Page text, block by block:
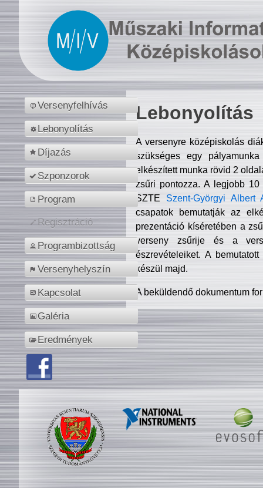
Versenyfelhívás
Lebonyolítás
Díjazás
Szponzorok
Program
Regisztráció
Programbizottság
Versenyhelyszín
Kapcsolat
Galéria
Eredmények
Lebonyolítás
A versenyre középiskolás
szükséges egy
elkészített munka rövid 2
zsűri pontozza. A legjobb
SZTE Szent-Györgyi Albert
csapatok bemutatják az
prezentáció kíséretében a
verseny zsűrije és a
észrevételeiket. A
készül majd.
A beküldendő dokumentum